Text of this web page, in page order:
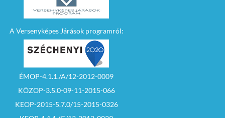
A Versenyképes Járások programról:
ÉMOP-4.1.1./A/12-2012-0009
KÖZOP-3.5.0-09-11-2015-066
KEOP-2015-5.7.0/15-2015-0326